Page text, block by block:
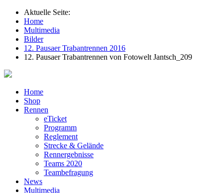
Aktuelle Seite:
Home
Multimedia
Bilder
12. Pausaer Trabantrennen 2016
12. Pausaer Trabantrennen von Fotowelt Jantsch_209
Home
Shop
Rennen
eTicket
Programm
Reglement
Strecke & Gelände
Rennergebnisse
Teams 2020
Teambefragung
News
Multimedia